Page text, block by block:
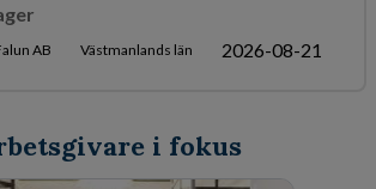
AB Västmanlands län 2026-08-21
i fokus